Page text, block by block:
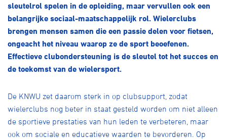
Producten en diensten
Contact
Over ons
Lid worden
sleutelrol spelen in de opleiding, maar vervullen ook een
belangrijke sociaal-maatschappelijk rol. Wielerclubs
brengen mensen samen die een passie delen voor fietsen,
ongeacht het niveau waarop ze de sport beoefenen.
Effectieve clubondersteuning is de sleutel tot het succes en
de toekomst van de wielersport.
De KNWU zet daarom sterk in op clubsupport, zodat
wielerclubs nog beter in staat gesteld worden om niet alleen
de sportieve prestaties van hun leden te verbeteren, maar
ook om sociale en educatieve waarden te bevorderen. Op
Veldrijden Biketrial
Pumptrack Fixed gear